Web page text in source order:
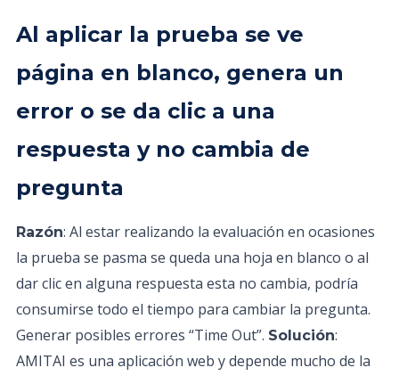
Al aplicar la prueba se ve
página en blanco, genera un
error o se da clic a una
respuesta y no cambia de
pregunta
Razón: Al estar realizando la evaluación en ocasiones
la prueba se pasma se queda una hoja en blanco o al
dar clic en alguna respuesta esta no cambia, podría
consumirse todo el tiempo para cambiar la pregunta.
Generar posibles errores “Time Out”. Solución:
AMITAI es una aplicación web y depende mucho de la